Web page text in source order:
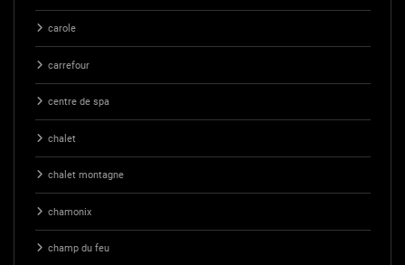
carole
carrefour
centre de spa
chalet
chalet montagne
chamonix
champ du feu